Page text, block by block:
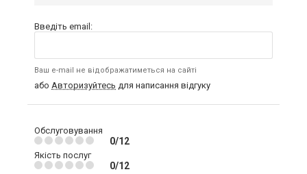
Введіть email:
Ваш e-mail не відображатиметься на сайті
або Авторизуйтесь для написання відгуку
Обслуговування
0/12
Якість послуг
0/12